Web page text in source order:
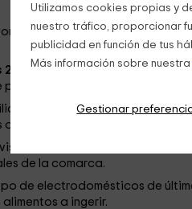
Utilizamos cookies propias y
nuestro tráfico, proporcionar
publicidad en función de tus
Más información sobre nuestra
Gestionar
o individuales a libre
2 habitacionesconformados
del hogar donde destaca
frío.
por una holgada mesa
de la comarca.
de electrodomésticos de
a ingerir.